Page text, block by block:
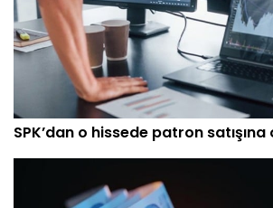
SPK’dan o hissede patron satışına